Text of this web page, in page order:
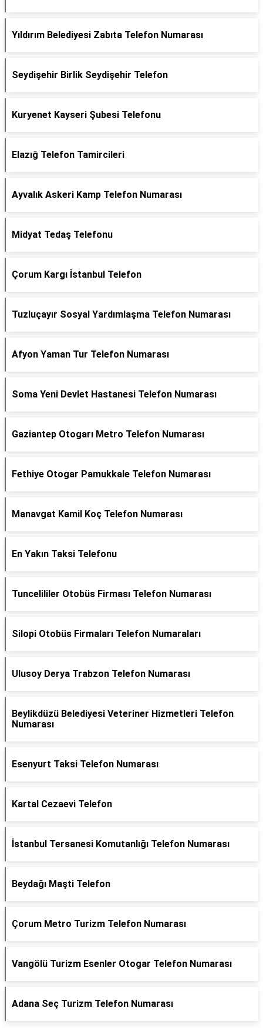
Yıldırım Belediyesi Zabıta Telefon Numarası
Seydişehir Birlik Seydişehir Telefon
Kuryenet Kayseri Şubesi Telefonu
Elazığ Telefon Tamircileri
Ayvalık Askeri Kamp Telefon Numarası
Midyat Tedaş Telefonu
Çorum Kargı İstanbul Telefon
Tuzluçayır Sosyal Yardımlaşma Telefon Numarası
Afyon Yaman Tur Telefon Numarası
Soma Yeni Devlet Hastanesi Telefon Numarası
Gaziantep Otogarı Metro Telefon Numarası
Fethiye Otogar Pamukkale Telefon Numarası
Manavgat Kamil Koç Telefon Numarası
En Yakın Taksi Telefonu
Tuncelililer Otobüs Firması Telefon Numarası
Silopi Otobüs Firmaları Telefon Numaraları
Ulusoy Derya Trabzon Telefon Numarası
Beylikdüzü Belediyesi Veteriner Hizmetleri Telefon
Numarası
Esenyurt Taksi Telefon Numarası
Kartal Cezaevi Telefon
İstanbul Tersanesi Komutanlığı Telefon Numarası
Beydağı Maşti Telefon
Çorum Metro Turizm Telefon Numarası
Vangölü Turizm Esenler Otogar Telefon Numarası
Adana Seç Turizm Telefon Numarası